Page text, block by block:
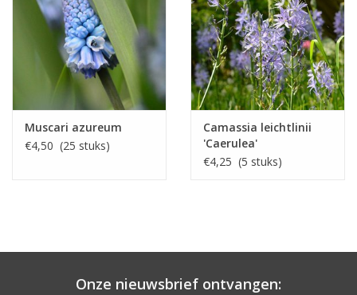
Muscari azureum
€4,50 (25 stuks)
Camassia leichtlinii
'Caerulea'
€4,25 (5 stuks)
Onze nieuwsbrief ontvangen: